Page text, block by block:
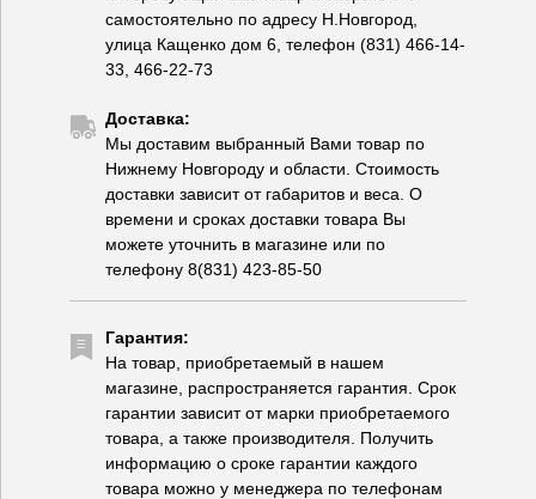
самостоятельно по адресу Н.Новгород,
улица Кащенко дом 6, телефон (831) 466-14-
33, 466-22-73
Доставка:
Мы доставим выбранный Вами товар по
Нижнему Новгороду и области. Стоимость
доставки зависит от габаритов и веса. О
времени и сроках доставки товара Вы
можете уточнить в магазине или по
телефону 8(831) 423-85-50
Гарантия:
На товар, приобретаемый в нашем
магазине, распространяется гарантия. Срок
гарантии зависит от марки приобретаемого
товара, а также производителя. Получить
информацию о сроке гарантии каждого
товара можно у менеджера по телефонам